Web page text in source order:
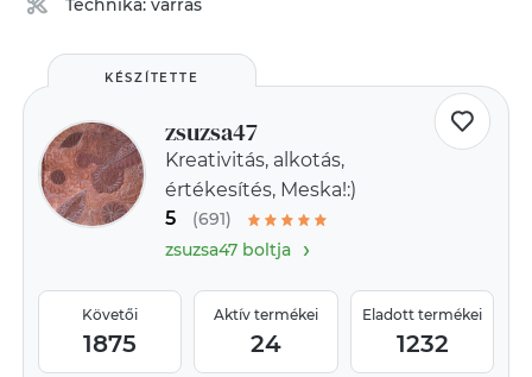
Technika:varrás
KÉSZÍTETTE
zsuzsa47
Kreativitás, alkotás,
értékesítés, Meska!:)
5
(691)
zsuzsa47 boltja›
Követői
1875
Aktív termékei
24
Eladott termékei
1232